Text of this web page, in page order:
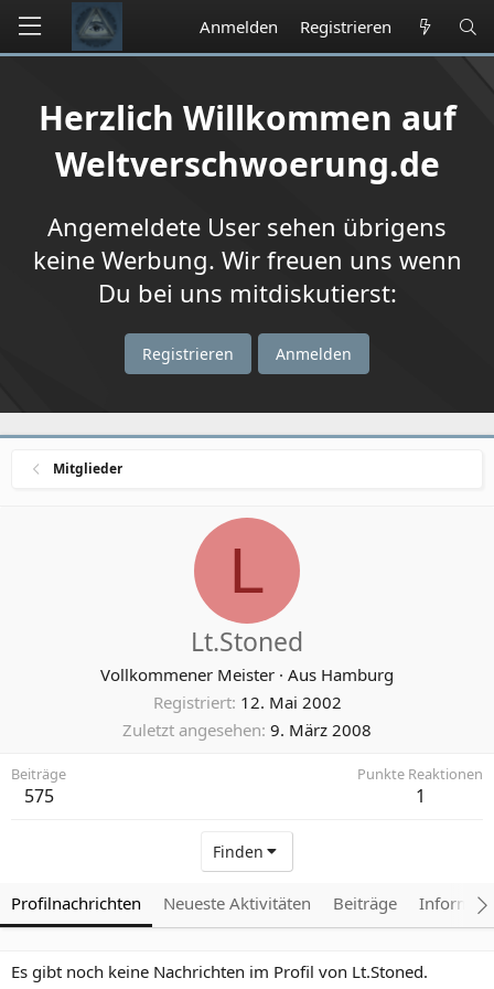
Anmelden Registrieren
Herzlich Willkommen auf
Weltverschwoerung.de
Angemeldete User sehen übrigens
keine Werbung. Wir freuen uns wenn
Du bei uns mitdiskutierst:
Registrieren Anmelden
Mitglieder
L
Lt.Stoned
Vollkommener Meister · Aus Hamburg
Registriert 12. Mai 2002
Zuletzt angesehen 9. März 2008
Beiträge
575
Punkte Reaktionen
1
Finden
Profilnachrichten Neueste Aktivitäten Beiträge
Es gibt noch keine Nachrichten im Profil von Lt.Stoned.